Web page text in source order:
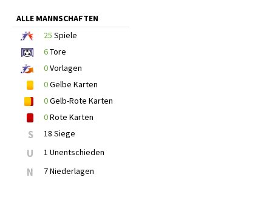
ALLE MANNSCHAFTEN
25 Spiele
6Tore
0Vorlagen
0Gelbe Karten
0Gelb-Rote Karten
0Rote Karten
S 18 Siege
U 1 Unentschieden
N 7 Niederlagen